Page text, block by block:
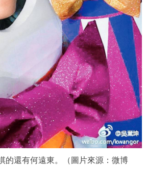
的還有何遠東。（圖片來源：微博